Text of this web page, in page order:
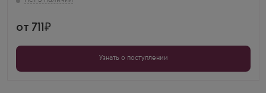
от 711
Узнать о поступлении